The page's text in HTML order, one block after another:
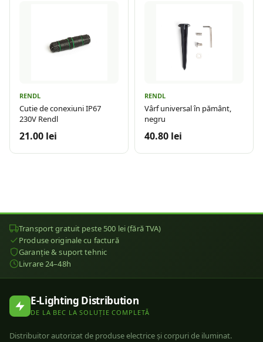
RENDL
Cutie de conexiuni IP67
230V Rendl
21.00 lei
RENDL
Vârf universal în pământ,
negru
40.80 lei
Transport gratuit peste 500 lei (fără TVA)
Produse originale cu factură
Garanție & suport tehnic
Livrare 24–48h
E-Lighting Distribution
DE LA BEC LA SOLUȚIE COMPLETĂ
Distribuitor autorizat de produse electrice și corpuri de iluminat.